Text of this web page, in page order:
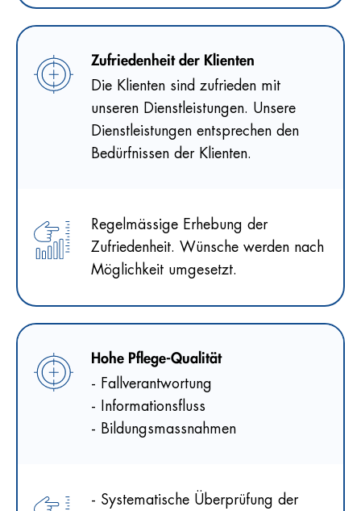
Zufriedenheit der Klienten
Die Klienten sind zufrieden mit
unseren Dienstleistungen. Unsere
Dienstleistungen entsprechen den
Bedürfnissen der Klienten.
Regelmässige Erhebung der
Zufriedenheit. Wünsche werden nach
Möglichkeit umgesetzt.
Hohe Pflege-Qualität
- Fallverantwortung
- Informationsfluss
- Bildungsmassnahmen
- Systematische Überprüfung der